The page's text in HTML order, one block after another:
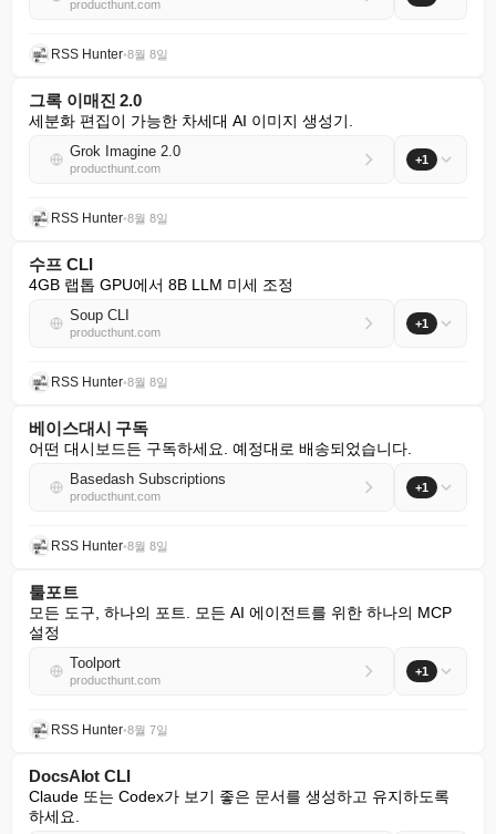
producthunt.com
RSS Hunter•8월 8일
그록 이매진 2.0
세분화 편집이 가능한 차세대 AI 이미지 생성기.
Grok Imagine 2.0
producthunt.com
+1
RSS Hunter•8월 8일
수프 CLI
4GB 랩톱 GPU에서 8B LLM 미세 조정
Soup CLI
producthunt.com
+1
RSS Hunter•8월 8일
베이스대시 구독
어떤 대시보드든 구독하세요. 예정대로 배송되었습니다.
Basedash Subscriptions
producthunt.com
+1
RSS Hunter•8월 8일
툴포트
모든 도구, 하나의 포트. 모든 AI 에이전트를 위한 하나의 MCP
설정
Toolport
producthunt.com
+1
RSS Hunter•8월 7일
DocsAlot CLI
Claude 또는 Codex가 보기 좋은 문서를 생성하고 유지하도록
하세요.